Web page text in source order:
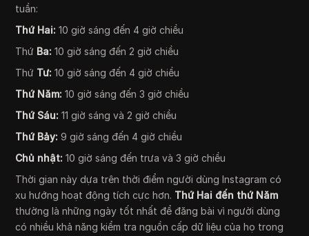
tuần:
Thứ Hai: 10 giờ sáng đến 4 giờ chiều
Thứ Ba: 10 giờ sáng đến 2 giờ chiều
Thứ Tư: 10 giờ sáng đến 4 giờ chiều
Thứ Năm: 10 giờ sáng đến 3 giờ chiều
Thứ Sáu: 11 giờ sáng và 2 giờ chiều
Thứ Bảy: 9 giờ sáng đến 4 giờ chiều
Chủ nhật: 10 giờ sáng đến trưa và 3 giờ chiều
Thời gian này dựa trên thời điểm người dùng Instagram có
xu hướng hoạt động tích cực hơn. Thứ Hai đến thứ Năm
thường là những ngày tốt nhất để đăng bài vì người dùng
có nhiều khả năng kiểm tra nguồn cấp dữ liệu của họ trong